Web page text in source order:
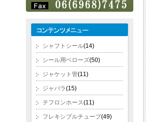
シャフトシール(14)
シール用ベローズ(50)
ジャケット管(11)
ジャバラ(15)
テフロンホース(11)
フレキシブルチューブ(49)